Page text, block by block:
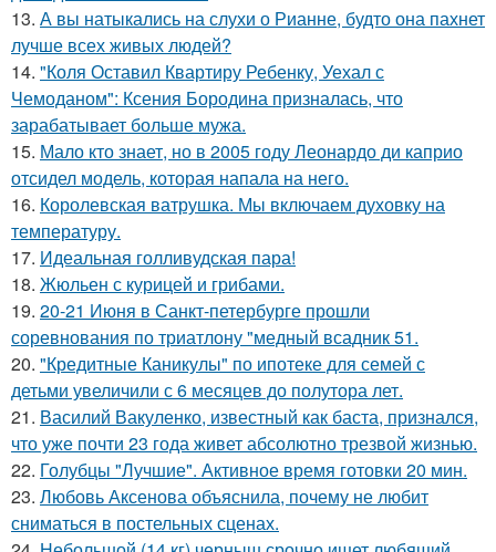
13. А вы натыкались на слухи о Рианне, будто она пахнет
лучше всех живых людей?
14. "Коля Оставил Квартиру Ребенку, Уехал с
Чемоданом": Ксения Бородина призналась, что
зарабатывает больше мужа.
15. Мало кто знает, но в 2005 году Леонардо ди каприо
отсидел модель, которая напала на него.
16. Королевская ватрушка. Мы включаем духовку на
температуру.
17. Идеальная голливудская пара!
18. Жюльен с курицей и грибами.
19. 20-21 Июня в Санкт-петербурге прошли
соревнования по триатлону "медный всадник 51.
20. "Кредитные Каникулы" по ипотеке для семей с
детьми увеличили с 6 месяцев до полутора лет.
21. Василий Вакуленко, известный как баста, признался,
что уже почти 23 года живет абсолютно трезвой жизнью.
22. Голубцы "Лучшие". Активное время готовки 20 мин.
23. Любовь Аксенова объяснила, почему не любит
сниматься в постельных сценах.